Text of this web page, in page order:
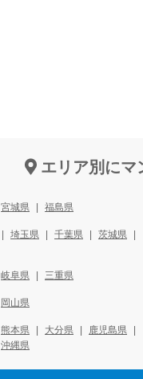
エリア別にマ
宮城県 福島県
埼玉県 千葉県
茨城県
岐阜県 三重県
岡山県
熊本県 大分県
鹿児島県
沖縄県